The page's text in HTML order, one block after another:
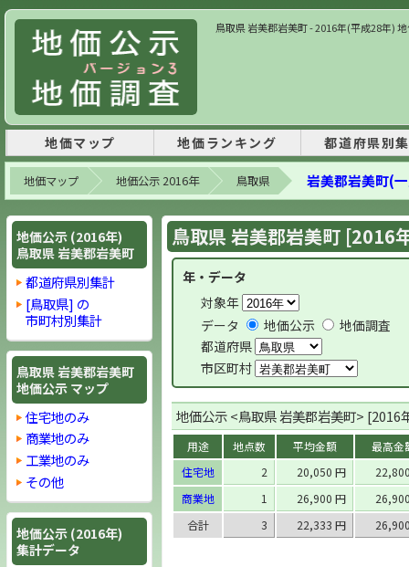
鳥取県 岩美郡岩美町 - 2016年(平成28年)
地価マップ 地価ランキング 都道府県別
地価マップ 地価公示 2016年 鳥取県 岩美郡岩美町(
地価公示 (2016年)
鳥取県 岩美郡岩美町
都道府県別集計
[鳥取県] の
市町村別集計
鳥取県 岩美郡岩美町
地価公示 マップ
住宅地のみ
商業地のみ
工業地のみ
その他
地価公示 (2016年)
集計データ
鳥取県 岩美郡岩美町 [2016
年・データ
対象年
データ
地価公示
地価調査
都道府県
市区町村
地価公示 <鳥取県 岩美郡岩美町> [2016
用途 地点数 平均金額
最高金
住宅地
2 20,050 円
商業地
1 26,900 円
合計
3 22,333 円